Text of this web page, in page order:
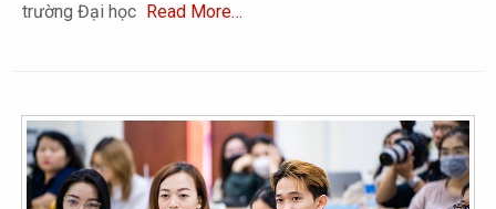
trường Đại học Read More…